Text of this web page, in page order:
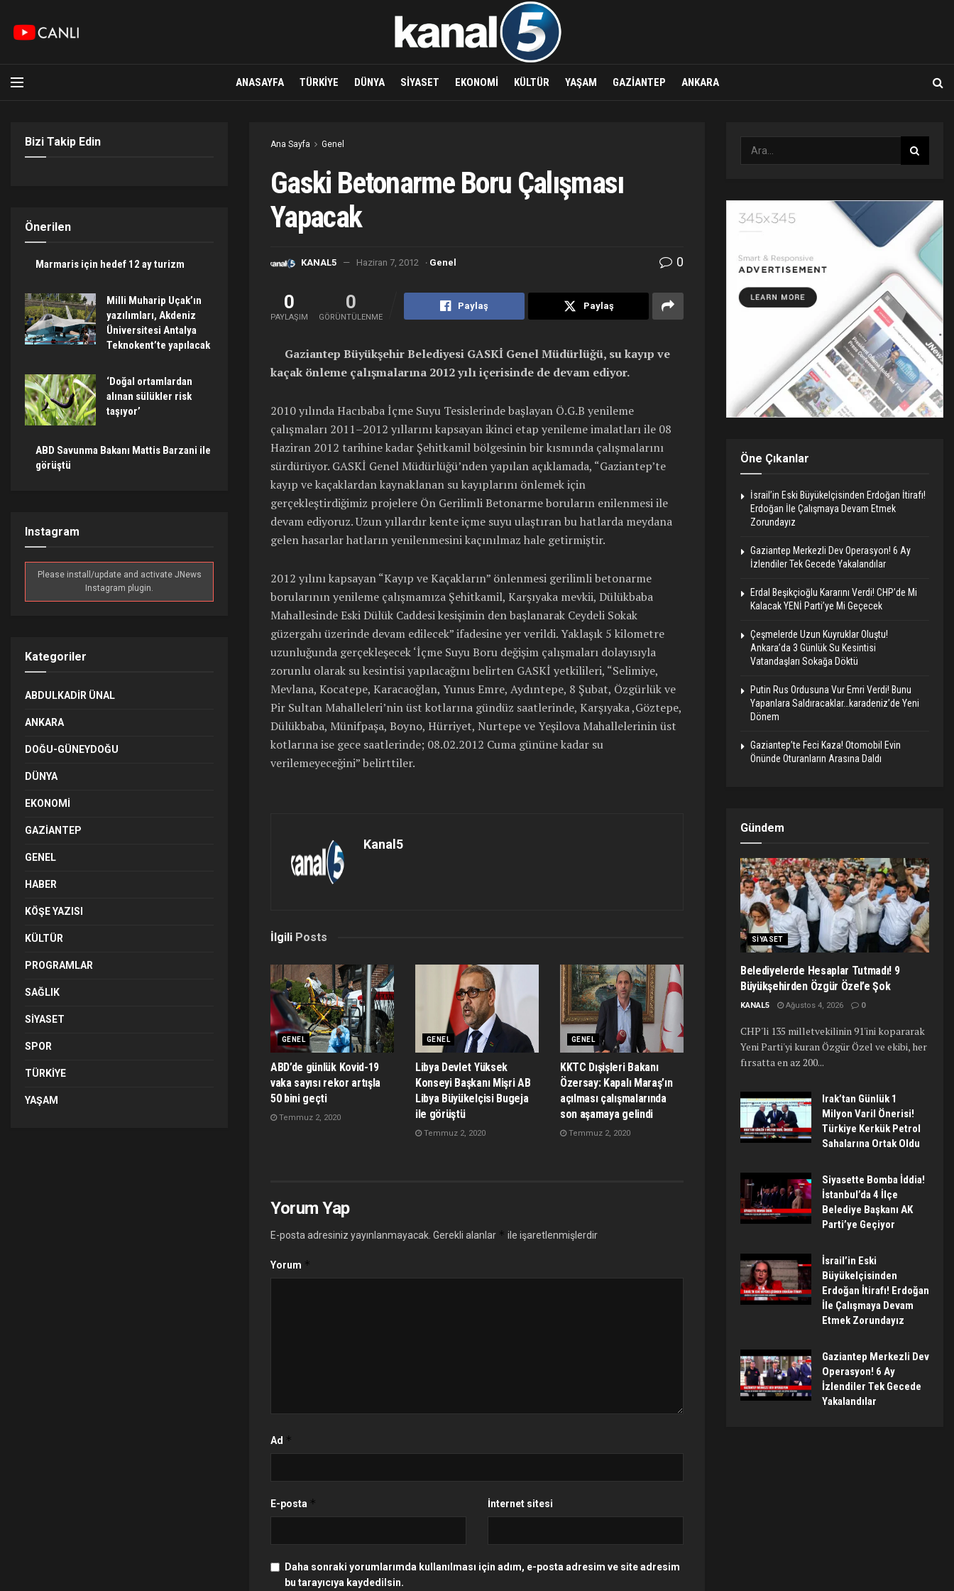
ANASAYFA TÜRKIYE DÜNYA SIYASET EKONOMI KÜLTÜR YAŞAM GAZIANTEP ANKARA
Ana Sayfa Genel
Gaski Betonarme Boru Çalışması
Yapacak
KANAL5 Haziran 7, 2012 · Genel 0
0
PAYLAŞIM
0
GÖRÜNTÜLENME
Paylaş Paylaş
Gaziantep Büyükşehir Belediyesi GASKİ Genel Müdürlüğü, su kayıp ve
kaçak önleme çalışmalarına 2012 yılı içerisinde de devam ediyor.
2010 yılında Hacıbaba İçme Suyu Tesislerinde başlayan Ö.G.B yenileme
çalışmaları 2011–2012 yıllarını kapsayan ikinci etap yenileme imalatları ile 08
Haziran 2012 tarihine kadar Şehitkamil bölgesinin bir kısmında çalışmalarını
sürdürüyor. GASKİ Genel Müdürlüğü’nden yapılan açıklamada, “Gaziantep’te
kayıp ve kaçaklardan kaynaklanan su kayıplarını önlemek için
gerçekleştirdiğimiz projelere Ön Gerilimli Betonarme boruların enilenmesi ile
devam ediyoruz. Uzun yıllardır kente içme suyu ulaştıran bu hatlarda meydana
gelen hasarlar hatların yenilenmesini kaçınılmaz hale getirmiştir.
2012 yılını kapsayan “Kayıp ve Kaçakların” önlenmesi gerilimli betonarme
borularının yenileme çalışmamıza Şehitkamil, Karşıyaka mevkii, Dülükbaba
Mahallesinde Eski Dülük Caddesi kesişimin den başlanarak Ceydeli Sokak
güzergahı üzerinde devam edilecek” ifadesine yer verildi. Yaklaşık 5 kilometre
uzunluğunda gerçekleşecek ‘İçme Suyu Boru değişim çalışmaları dolayısıyla
zorunlu olarak su kesintisi yapılacağını belirten GASKİ yetkilileri, “Selimiye,
Mevlana, Kocatepe, Karacaoğlan, Yunus Emre, Aydıntepe, 8 Şubat, Özgürlük ve
Pir Sultan Mahalleleri’nin üst kotlarına gündüz saatlerinde, Karşıyaka ,Göztepe,
Dülükbaba, Münifpaşa, Boyno, Hürriyet, Nurtepe ve Yeşilova Mahallelerinin üst
kotlarına ise gece saatlerinde; 08.02.2012 Cuma gününe kadar su
verilemeyeceğini” belirttiler.
Kanal5
İlgili Posts
GENEL
ABD’de günlük Kovid-19
vaka sayısı rekor artışla
50 bini geçti
Temmuz 2, 2020
GENEL
Libya Devlet Yüksek
Konseyi Başkanı Mişri AB
Libya Büyükelçisi Bugeja
ile görüştü
Temmuz 2, 2020
GENEL
KKTC Dışişleri Bakanı
Özersay: Kapalı Maraş’ın
açılması çalışmalarında
son aşamaya gelindi
Temmuz 2, 2020
Yorum Yap
E-posta adresiniz yayınlanmayacak. Gerekli alanlar * ile işaretlenmişlerdir
Yorum *
Ad *
E-posta * İnternet sitesi
Daha sonraki yorumlarımda kullanılması için adım, e-posta adresim ve site adresim
bu tarayıcıya kaydedilsin.
Bizi Takip Edin
Önerilen
Marmaris için hedef 12 ay turizm
Milli Muharip Uçak’ın
yazılımları, Akdeniz
Üniversitesi Antalya
Teknokent’te yapılacak
‘Doğal ortamlardan
alınan sülükler risk
taşıyor’
ABD Savunma Bakanı Mattis Barzani ile
görüştü
Instagram
Please install/update and activate JNews
Instagram plugin.
Kategoriler
ABDULKADIR ÜNAL
ANKARA
DOĞU-GÜNEYDOĞU
DÜNYA
EKONOMI
GAZIANTEP
GENEL
HABER
KÖŞE YAZISI
KÜLTÜR
PROGRAMLAR
SAĞLIK
SIYASET
SPOR
TÜRKIYE
YAŞAM
Öne Çıkanlar
İsrail’in Eski Büyükelçisinden Erdoğan İtirafı!
Erdoğan İle Çalışmaya Devam Etmek
Zorundayız
Gaziantep Merkezli Dev Operasyon! 6 Ay
İzlendiler Tek Gecede Yakalandılar
Erdal Beşikçioğlu Kararını Verdi! CHP’de Mi
Kalacak YENİ Parti’ye Mi Geçecek
Çeşmelerde Uzun Kuyruklar Oluştu!
Ankara’da 3 Günlük Su Kesintisi
Vatandaşları Sokağa Döktü
Putin Rus Ordusuna Vur Emri Verdi! Bunu
Yapanlara Saldıracaklar…karadeniz’de Yeni
Dönem
Gaziantep’te Feci Kaza! Otomobil Evin
Önünde Oturanların Arasına Daldı
Gündem
SIYASET
Belediyelerde Hesaplar Tutmadı! 9
Büyükşehirden Özgür Özel’e Şok
KANAL5 Ağustos 4, 2026 0
CHP'li 135 milletvekilinin 91'ini kopararak
Yeni Parti'yi kuran Özgür Özel ve ekibi, her
fırsatta en az 200...
Irak’tan Günlük 1
Milyon Varil Önerisi!
Türkiye Kerkük Petrol
Sahalarına Ortak Oldu
Siyasette Bomba İddia!
İstanbul’da 4 İlçe
Belediye Başkanı AK
Parti’ye Geçiyor
İsrail’in Eski
Büyükelçisinden
Erdoğan İtirafı! Erdoğan
İle Çalışmaya Devam
Etmek Zorundayız
Gaziantep Merkezli Dev
Operasyon! 6 Ay
İzlendiler Tek Gecede
Yakalandılar